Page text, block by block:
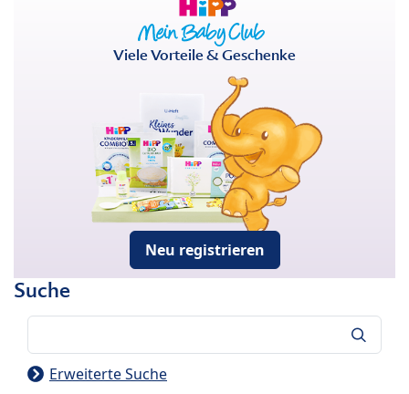
Viele Vorteile & Geschenke
Neu registrieren
Suche
Erweiterte Suche